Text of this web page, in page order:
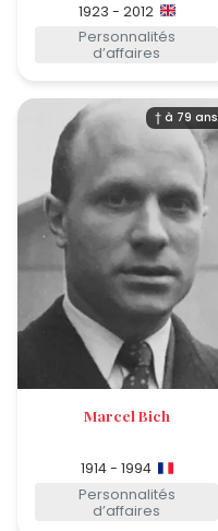
1923 - 2012
Personnalités
d’affaires
† à 79 ans
Marcel Bich
1914 - 1994
Personnalités
d’affaires